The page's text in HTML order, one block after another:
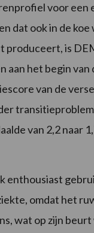
voor
dat ook in de
is
aan het begin
van de
van 2,2 naar
enthousiast
omdat het
wat op zijn